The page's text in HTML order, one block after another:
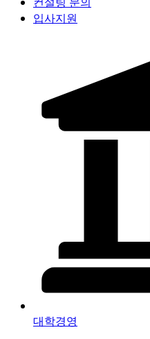
입사지원
대학경영